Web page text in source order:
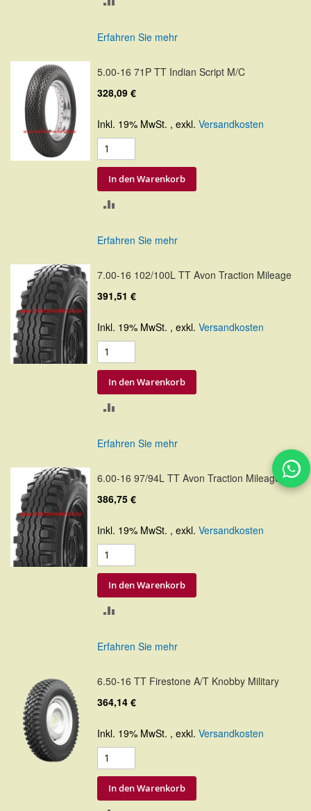
Erfahren Sie mehr
5.00-16 71P TT Indian Script M/C
328,09 €
Inkl. 19% MwSt. , exkl. Versandkosten
In den Warenkorb
Erfahren Sie mehr
7.00-16 102/100L TT Avon Traction Mileage
391,51 €
Inkl. 19% MwSt. , exkl. Versandkosten
In den Warenkorb
Erfahren Sie mehr
6.00-16 97/94L TT Avon Traction Mileage
386,75 €
Inkl. 19% MwSt. , exkl. Versandkosten
In den Warenkorb
Erfahren Sie mehr
6.50-16 TT Firestone A/T Knobby Military
364,14 €
Inkl. 19% MwSt. , exkl. Versandkosten
In den Warenkorb